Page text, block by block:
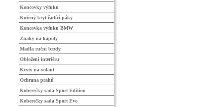
Koncovky výfuku
Kožený kryt řadící páky
Koncovka výfuku BMW
Znaky na kapoty
Madla ruční brzdy
Obložení interiéru
Kryty na volant
Ochrana prahů
Koberečky sada Sport Edition
Koberečky sada Sport Evo